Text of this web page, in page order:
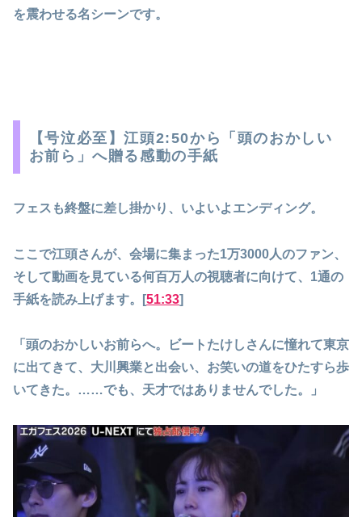
を震わせる名シーンです。
【号泣必至】江頭2:50から「頭のおかしい
お前ら」へ贈る感動の手紙
フェスも終盤に差し掛かり、いよいよエンディング。
ここで江頭さんが、会場に集まった1万3000人のファン、
そして動画を見ている何百万人の視聴者に向けて、1通の
手紙を読み上げます。[51:33]
「頭のおかしいお前らへ。ビートたけしさんに憧れて東京
に出てきて、大川興業と出会い、お笑いの道をひたすら歩
いてきた。……でも、天才ではありませんでした。」